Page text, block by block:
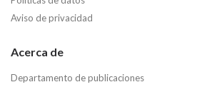
Aviso de privacidad
Acerca de
Departamento de publicaciones